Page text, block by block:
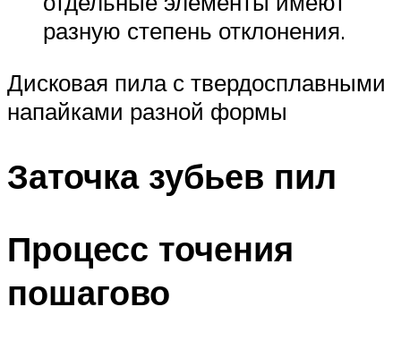
разную степень отклонения.
Дисковая пила с твердосплавными
напайками разной формы
Заточка зубьев пил
Процесс точения
пошагово